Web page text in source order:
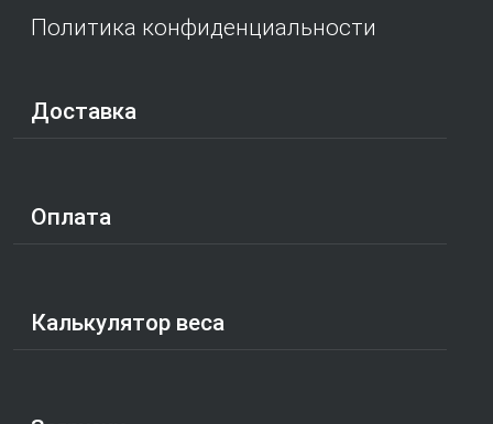
Политика конфиденциальности
Доставка
Оплата
Калькулятор веса